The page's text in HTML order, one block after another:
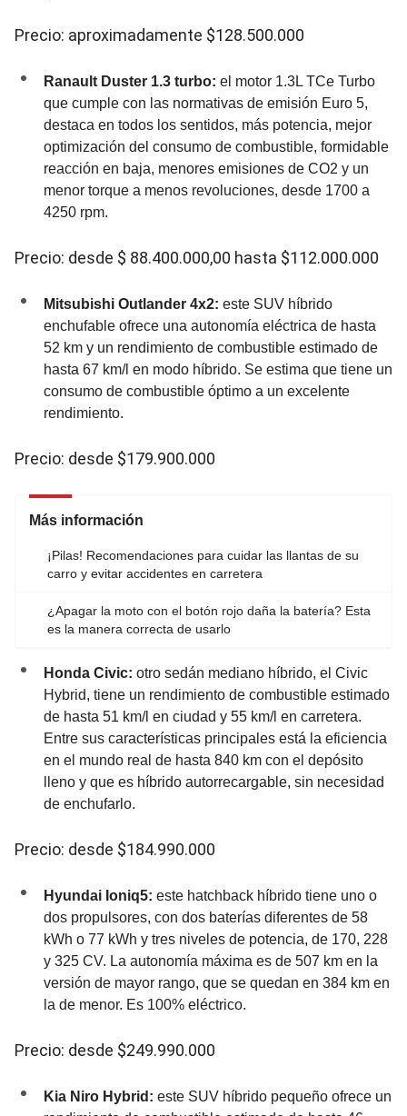
Precio: aproximadamente $128.500.000
Ranault Duster 1.3 turbo: el motor 1.3L TCe Turbo
que cumple con las normativas de emisión Euro 5,
destaca en todos los sentidos, más potencia, mejor
optimización del consumo de combustible, formidable
reacción en baja, menores emisiones de CO2 y un
menor torque a menos revoluciones, desde 1700 a
4250 rpm.
Precio: desde $ 88.400.000,00 hasta $112.000.000
Mitsubishi Outlander 4x2: este SUV híbrido
enchufable ofrece una autonomía eléctrica de hasta
52 km y un rendimiento de combustible estimado de
hasta 67 km/l en modo híbrido. Se estima que tiene un
consumo de combustible óptimo a un excelente
rendimiento.
Precio: desde $179.900.000
Más información
¡Pilas! Recomendaciones para cuidar las llantas de su
carro y evitar accidentes en carretera
¿Apagar la moto con el botón rojo daña la batería? Esta
es la manera correcta de usarlo
Honda Civic: otro sedán mediano híbrido, el Civic
Hybrid, tiene un rendimiento de combustible estimado
de hasta 51 km/l en ciudad y 55 km/l en carretera.
Entre sus características principales está la eficiencia
en el mundo real de hasta 840 km con el depósito
lleno y que es híbrido autorrecargable, sin necesidad
de enchufarlo.
Precio: desde $184.990.000
Hyundai Ioniq5: este hatchback híbrido tiene uno o
dos propulsores, con dos baterías diferentes de 58
kWh o 77 kWh y tres niveles de potencia, de 170, 228
y 325 CV. La autonomía máxima es de 507 km en la
versión de mayor rango, que se quedan en 384 km en
la de menor. Es 100% eléctrico.
Precio: desde $249.990.000
Kia Niro Hybrid: este SUV híbrido pequeño ofrece un